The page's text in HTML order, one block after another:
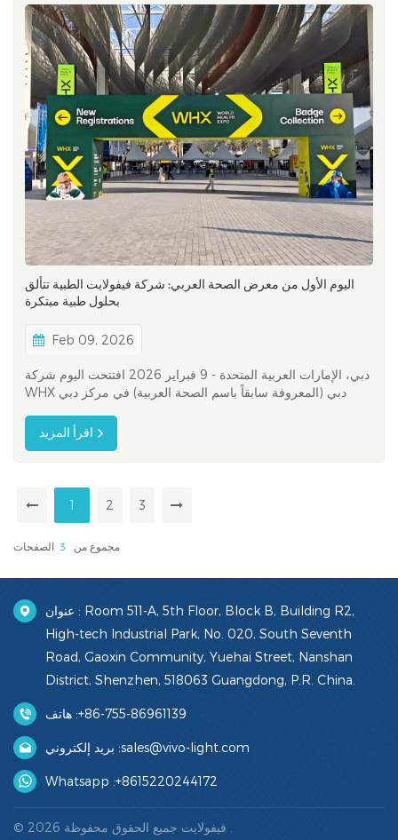
اليوم الأول من معرض الصحة العربي: شركة فيفولايت الطبية تتألق
بحلول طبية مبتكرة
Feb 09, 2026
دبي، الإمارات العربية المتحدة - 9 فبراير 2026 افتتحت اليوم شركة
WHX دبي (المعروفة سابقاً باسم الصحة العربية) في مركز دبي
مع أكثر من 235 ألف زيارة مهنية من المتوقع أن يستمر الحدث طوال
اقرأ المزيد
1 2 3
مجموع من 3 الصفحات
عنوان : Room 511-A, 5th Floor, Block B, Building R2,
High-tech Industrial Park, No. 020, South Seventh
Road, Gaoxin Community, Yuehai Street, Nanshan
District, Shenzhen, 518063 Guangdong, P.R. China.
هاتف :+86-755-86961139
بريد إلكتروني :sales@vivo-light.com
Whatsapp :+8615220244172
© 2026 فيفولايت جميع الحقوق محفوظة .